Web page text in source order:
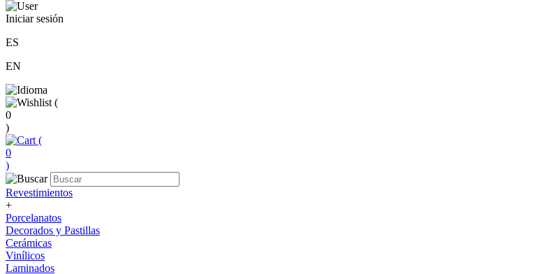
Iniciar sesión
ES
EN
(
0
)
(
0
)
Revestimientos
+
Porcelanatos
Decorados y Pastillas
Cerámicas
Vinílicos
Laminados